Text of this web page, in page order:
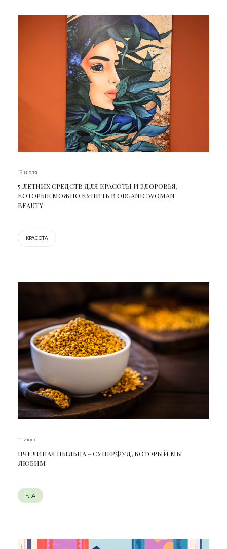
16 июля
5 ЛЕТНИХ СРЕДСТВ ДЛЯ КРАСОТЫ И ЗДОРОВЬЯ,
КОТОРЫЕ МОЖНО КУПИТЬ В ORGANIC WOMAN
BEAUTY
КРАСОТА
11 июля
ПЧЕЛИНАЯ ПЫЛЬЦА – СУПЕРФУД, КОТОРЫЙ МЫ
ЛЮБИМ
ЕДА